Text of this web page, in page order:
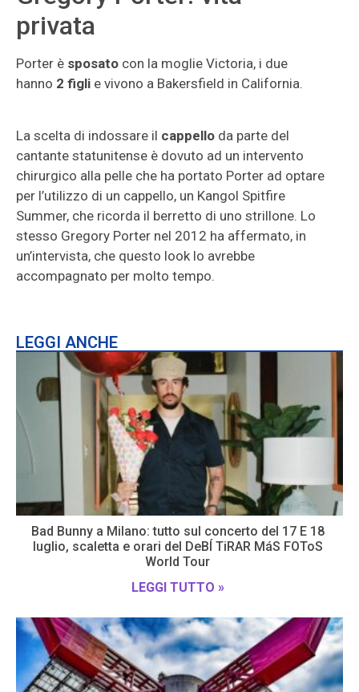
privata
Porter è sposato con la moglie Victoria, i due
hanno 2 figli e vivono a Bakersfield in California.
La scelta di indossare il cappello da parte del
cantante statunitense è dovuto ad un intervento
chirurgico alla pelle che ha portato Porter ad optare
per l’utilizzo di un cappello, un Kangol Spitfire
Summer, che ricorda il berretto di uno strillone. Lo
stesso Gregory Porter nel 2012 ha affermato, in
un’intervista, che questo look lo avrebbe
accompagnato per molto tempo.
LEGGI ANCHE
Bad Bunny a Milano: tutto sul concerto del 17 E 18
luglio, scaletta e orari del DeBÍ TiRAR MáS FOToS
World Tour
LEGGI TUTTO »